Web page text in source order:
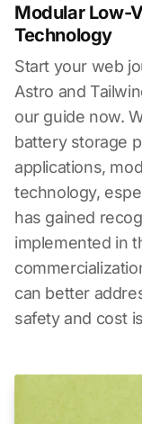
Modular Low-
Technology
Start your web
Astro and
our guide now.
battery storage
applications,
technology,
has gained
implemented in
can better
safety and cost